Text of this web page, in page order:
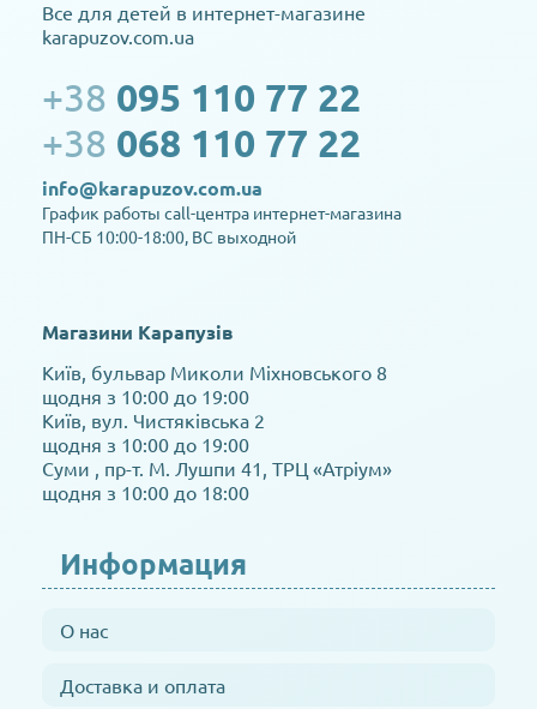
Все для детей в интернет-магазине
karapuzov.com.ua
+38 095 110 77 22
+38 068 110 77 22
info@karapuzov.com.ua
График работы call-центра интернет-магазина
ПН-СБ 10:00-18:00, ВС выходной
Магазини Карапузів
Київ, бульвар Миколи Міхновського 8
щодня з 10:00 до 19:00
Київ, вул. Чистяківська 2
щодня з 10:00 до 19:00
Суми , пр-т. М. Лушпи 41, ТРЦ «Атріум»
щодня з 10:00 до 18:00
Информация
О нас
Доставка и оплата